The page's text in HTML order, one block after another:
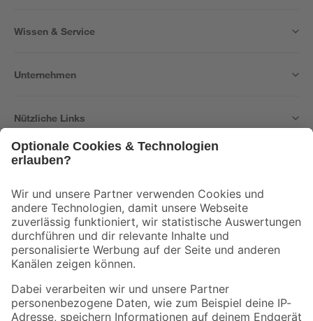
Wissen & Service
Unternehmen
Nützliche Links
Der toom Newsletter: Keine Angebote und Aktionen mehr verpassen!
Zur Newsletter Anmeldung
Folge uns